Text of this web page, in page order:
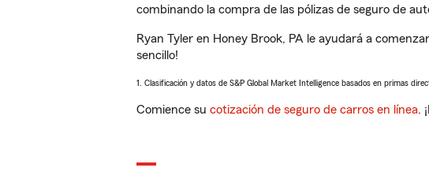
combinando la compra de las pólizas de seguro de
Ryan Tyler en Honey Brook, PA le ayudará a
sencillo!
1. Clasificación y datos de S&P Global Market Intelligence basados en primas
Comience su cotización de seguro de carros en línea.